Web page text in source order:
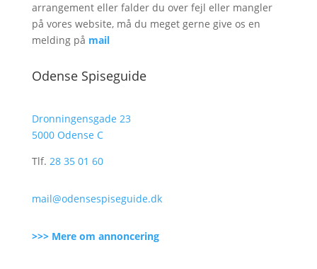
arrangement eller falder du over fejl eller mangler
på vores website, må du meget gerne give os en
melding på mail
Odense Spiseguide
Dronningensgade 23
5000 Odense C
Tlf. 28 35 01 60
mail@odensespiseguide.dk
>>> Mere om annoncering